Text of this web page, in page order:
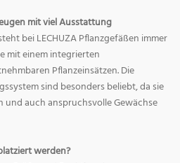
mit viel Ausstattung
bei LECHUZA Pflanzgefäßen immer
mit einem integrierten
Pflanzeinsätzen. Die
sind besonders beliebt, da sie
und auch anspruchsvolle Gewächse
werden?